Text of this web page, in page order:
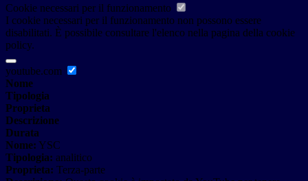
Cookie necessari per il funzionamento
I cookie necessari per il funzionamento non possono essere
disabilitati. È possibile consultare l'elenco nella pagina della cookie
policy.
youtube.com
Nome
Tipologia
Proprieta
Descrizione
Durata
Nome: YSC
Tipologia: analitico
Proprieta: Terza-parte